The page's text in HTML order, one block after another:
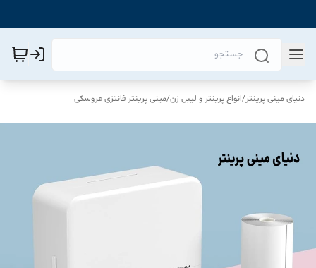
دنیای مینی پرینتر/انواع پرینتر و لیبل زن/مینی پرینتر فانتزی عروسکی